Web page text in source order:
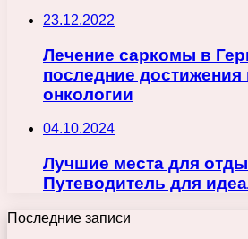
23.12.2022
Лечение саркомы в
последние достижения
онкологии
04.10.2024
Лучшие места для
Путеводитель для
Последние записи